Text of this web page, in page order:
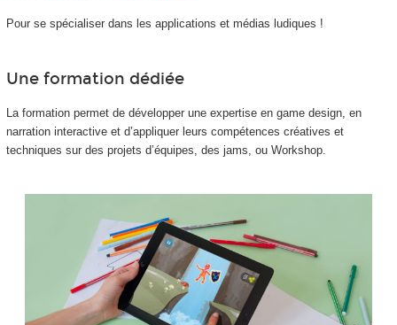
Pour se spécialiser dans les applications et médias ludiques !
Une formation dédiée
La formation permet de développer une expertise en game design, en
narration interactive et d’appliquer leurs compétences créatives et
techniques sur des projets d’équipes, des jams, ou Workshop.